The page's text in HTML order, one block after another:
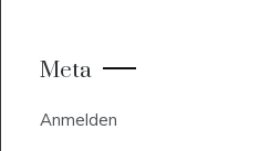
Meta
Anmelden